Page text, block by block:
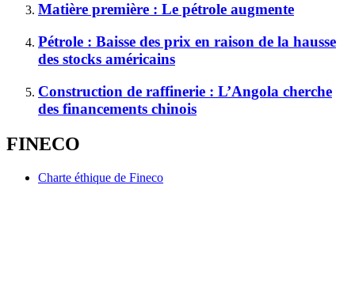
Matière première : Le pétrole augmente
Pétrole : Baisse des prix en raison de la hausse
des stocks américains
Construction de raffinerie : L’Angola cherche
des financements chinois
FINECO
Charte éthique de Fineco